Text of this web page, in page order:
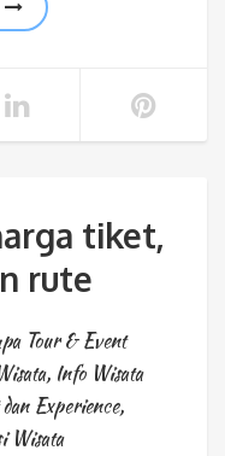
tiket,
rute
Tour & Event
, Info Wisata
Experience,
Wisata